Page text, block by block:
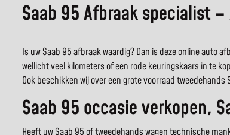
Saab 95 Afbraak specialist
Is uw Saab 95 afbraak waardig? Dan is deze online auto
wellicht veel kilometers of een rode keuringskaars in te
Ook beschikken wij over een grote voorraad tweedehands
Saab 95 occasie verkopen,
Heeft uw Saab 95 of tweedehands wagen technische